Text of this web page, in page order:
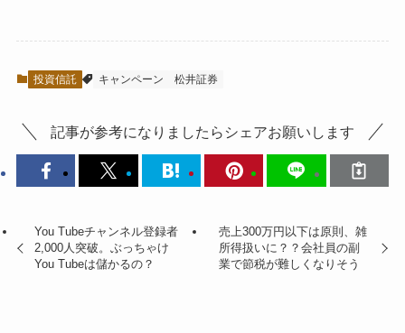
投資信託 キャンペーン 松井証券
記事が参考になりましたらシェアお願いします
You Tubeチャンネル登録者
2,000人突破。ぶっちゃけ
You Tubeは儲かるの？
売上300万円以下は原則、雑
所得扱いに？？会社員の副
業で節税が難しくなりそう